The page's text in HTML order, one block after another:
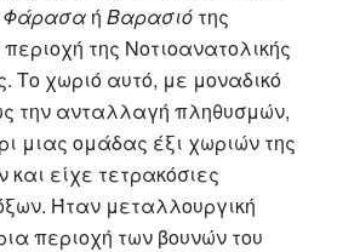
Φάρασα ή Βαρασιό της
περιοχή της Νοτιοανατολικής
Το χωριό αυτό, με μοναδικό
την ανταλλαγή πληθυσμών,
μιας ομάδας έξι χωριών της
είχε τετρακόσιες
Ήταν μεταλλουργική
περιοχή των βουνών του